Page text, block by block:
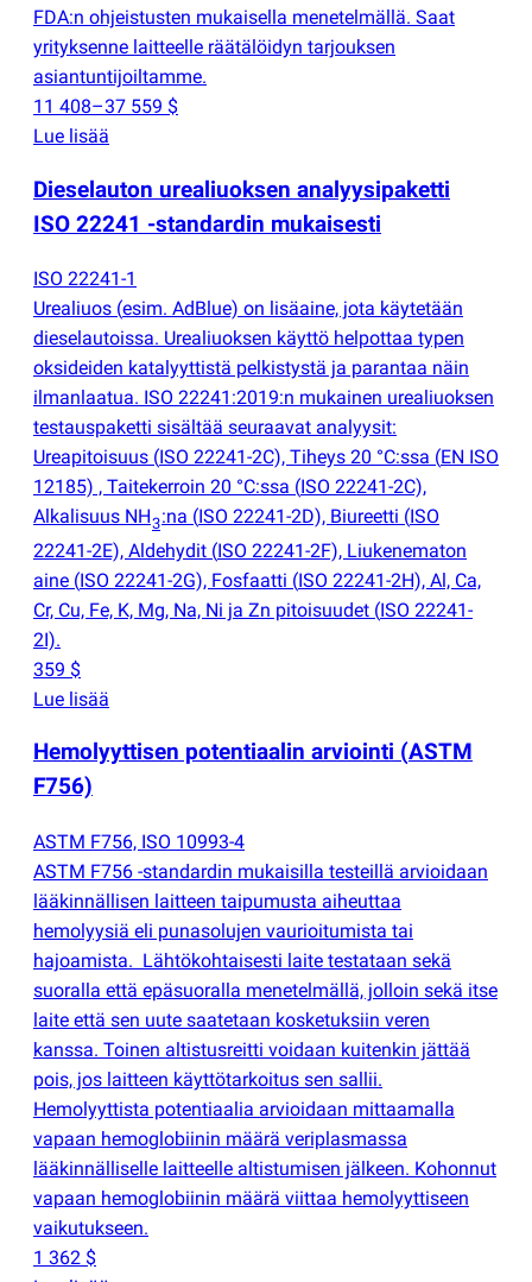
FDA:n ohjeistusten mukaisella menetelmällä. Saat
yrityksenne laitteelle räätälöidyn tarjouksen
asiantuntijoiltamme.
11 408–37 559 $
Lue lisää
Dieselauton urealiuoksen analyysipaketti
ISO 22241 -standardin mukaisesti
ISO 22241-1
Urealiuos (esim. AdBlue) on lisäaine, jota käytetään
dieselautoissa. Urealiuoksen käyttö helpottaa typen
oksideiden katalyyttistä pelkistystä ja parantaa näin
ilmanlaatua. ISO 22241:2019:n mukainen urealiuoksen
testauspaketti sisältää seuraavat analyysit:
Ureapitoisuus (ISO 22241-2C), Tiheys 20 °C:ssa (EN ISO
12185) , Taitekerroin 20 °C:ssa (ISO 22241-2C),
Alkalisuus NH3:na (ISO 22241-2D), Biureetti (ISO
22241-2E), Aldehydit (ISO 22241-2F), Liukenematon
aine (ISO 22241-2G), Fosfaatti (ISO 22241-2H), Al, Ca,
Cr, Cu, Fe, K, Mg, Na, Ni ja Zn pitoisuudet (ISO 22241-
2I).
359 $
Lue lisää
Hemolyyttisen potentiaalin arviointi (ASTM
F756)
ASTM F756, ISO 10993-4
ASTM F756 -standardin mukaisilla testeillä arvioidaan
lääkinnällisen laitteen taipumusta aiheuttaa
hemolyysiä eli punasolujen vaurioitumista tai
hajoamista. Lähtökohtaisesti laite testataan sekä
suoralla että epäsuoralla menetelmällä, jolloin sekä itse
laite että sen uute saatetaan kosketuksiin veren
kanssa. Toinen altistusreitti voidaan kuitenkin jättää
pois, jos laitteen käyttötarkoitus sen sallii.
Hemolyyttista potentiaalia arvioidaan mittaamalla
vapaan hemoglobiinin määrä veriplasmassa
lääkinnälliselle laitteelle altistumisen jälkeen. Kohonnut
vapaan hemoglobiinin määrä viittaa hemolyyttiseen
vaikutukseen.
1 362 $